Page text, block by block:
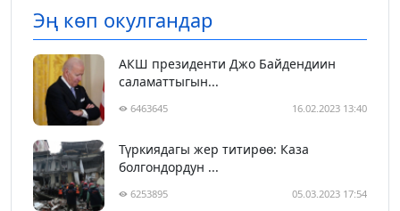
Эң көп окулгандар
АКШ президенти Джо Байдендиин
саламаттыгын...
6463645 16.02.2023 13:40
Түркиядагы жер титирөө: Каза
болгондордун ...
6253895 05.03.2023 17:54